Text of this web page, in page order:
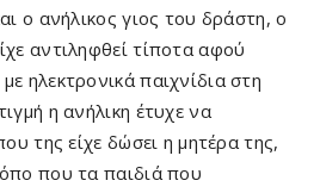
ο ανήλικος γιος του δράστη, ο
αντιληφθεί τίποτα αφού
ηλεκτρονικά παιχνίδια στη
η ανήλικη έτυχε να
της είχε δώσει η μητέρα της,
που τα παιδιά που